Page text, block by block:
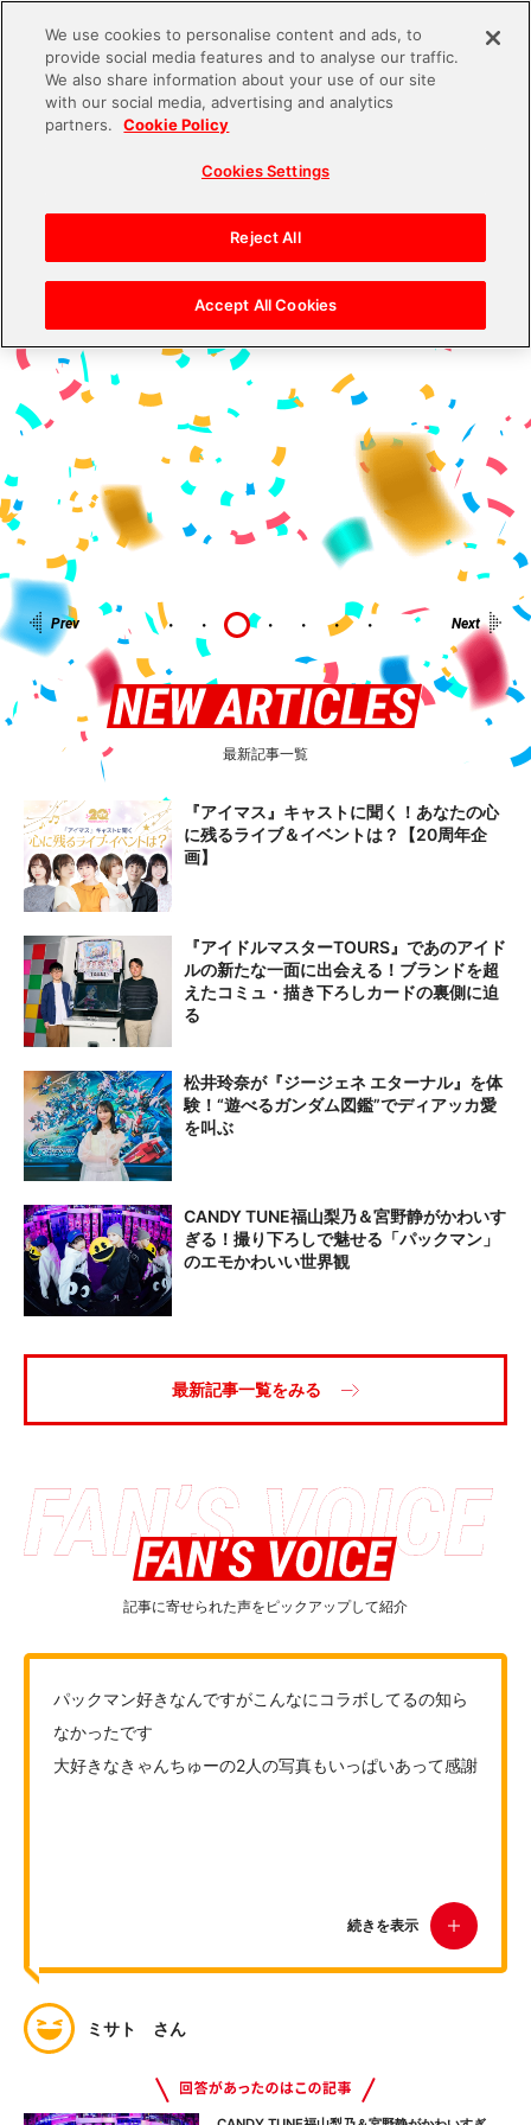
最新記事一覧
『アイマス』キャストに聞く！あなたの心
に残るライブ＆イベントは？【20周年企
画】
『アイドルマスターTOURS』であのアイド
ルの新たな一面に出会える！ブランドを超
えたコミュ・描き下ろしカードの裏側に迫
る
松井玲奈が『ジージェネ エターナル』を体
験！“遊べるガンダム図鑑”でディアッカ愛
を叫ぶ
CANDY TUNE福山梨乃＆宮野静がかわいす
ぎる！撮り下ろしで魅せる「パックマン」
のエモかわいい世界観
最新記事一覧をみる
記事に寄せられた声をピックアップして紹介
パックマン好きなんですがこんなにコラボしてるの知ら
なかったです
大好きなきゃんちゅーの2人の写真もいっぱいあって感謝
続きを表示
ミサト さん
We use cookies to personalise content and ads, to
provide social media features and to analyse our traffic.
We also share information about your use of our site
with our social media, advertising and analytics
partners.
Cookie Policy
Cookies Settings
Reject All
Accept All Cookies